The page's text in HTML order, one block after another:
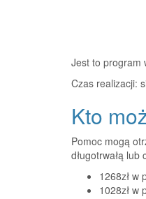
Jest to program
Czas realizacji:
Kto
Pomoc mogą
długotrwałą
1268zł w
1028zł w